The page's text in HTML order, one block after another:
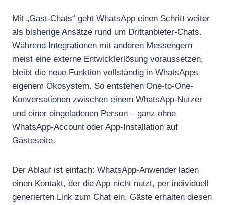
Mit „Gast-Chats“ geht WhatsApp einen Schritt weiter
als bisherige Ansätze rund um Drittanbieter-Chats.
Während Integrationen mit anderen Messengern
meist eine externe Entwicklerlösung voraussetzen,
bleibt die neue Funktion vollständig in WhatsApps
eigenem Ökosystem. So entstehen One-to-One-
Konversationen zwischen einem WhatsApp-Nutzer
und einer eingeladenen Person – ganz ohne
WhatsApp-Account oder App-Installation auf
Gästeseite.
Der Ablauf ist einfach: WhatsApp-Anwender laden
einen Kontakt, der die App nicht nutzt, per individuell
generierten Link zum Chat ein. Gäste erhalten diesen